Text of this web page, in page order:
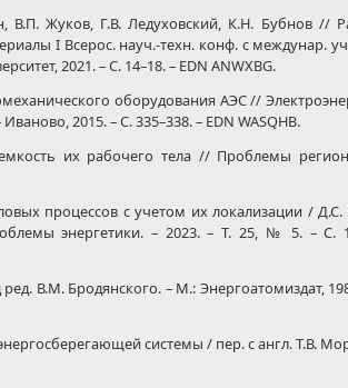
В.П. Жуков, Г.В. Ледуховский, К.Н. Бубнов //
I Всерос. науч.-техн. конф. с междунар.
2021. – С. 14–18. – EDN ANWXBG.
оборудования АЭС //
2015. – С. 335–338. – EDN WASQHB.
их рабочего тела // Проблемы
процессов с учетом их локализации / Д.С.
энергетики. – 2023. – Т. 25, № 5. – С.
В.М. Бродянского. – М.: Энергоатомиздат,
системы / пер. с англ. Т.В.